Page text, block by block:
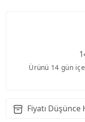
Ürünü 14 gün
Fiyatı Düşünce